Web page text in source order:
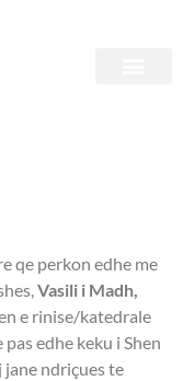
qe perkon edhe me
Vasili i Madh,
e rinise/katedrale
edhe keku i Shen
ndriçues te